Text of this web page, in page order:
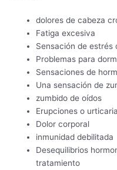
dolores de cabeza
Fatiga excesiva
Sensación de estrés
Problemas para
Sensaciones de
Una sensación de
zumbido de oídos
Erupciones o
Dolor corporal
inmunidad debilitada
Desequilibrios
tratamiento